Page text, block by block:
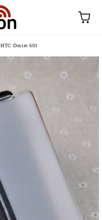
HTC Desire 601